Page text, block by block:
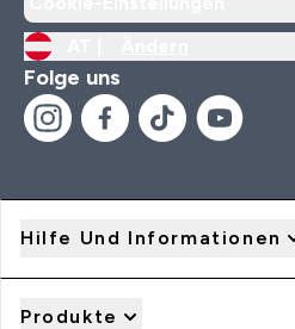
Folge uns
Hilfe Und Informationen
Produkte